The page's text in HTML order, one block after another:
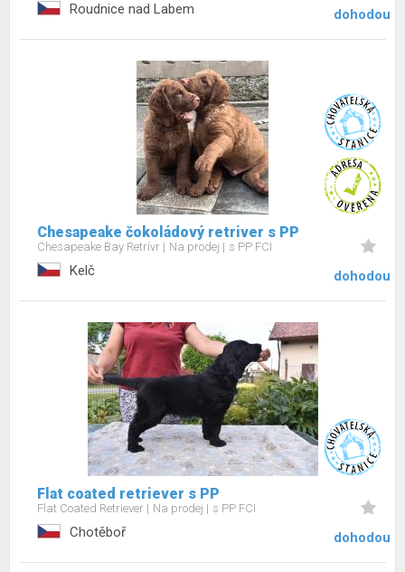
Roudnice nad Labem dohodou
Chesapeake čokoládový retriver s PP
Chesapeake Bay Retrívr Na prodej s PP FCI
Kelč dohodou
Flat coated retriever s PP
Flat Coated Retriever Na prodej s PP FCI
Chotěboř dohodou